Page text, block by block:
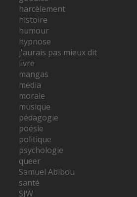
harcèlement
histoire
humour
hypnose
j'aurais pas mieux dit
livre
mangas
média
morale
musique
pédagogie
poésie
politique
psychologie
queer
Samuel Abibou
santé
SJW